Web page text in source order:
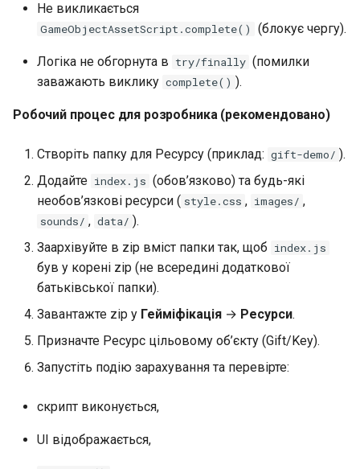
Не викликається
GameObjectAssetScript.complete() (блокує чергу).
Логіка не обгорнута в try/finally (помилки
заважають виклику complete() ).
Робочий процес для розробника (рекомендовано)
Створіть папку для Ресурсу (приклад: gift-demo/ ).
Додайте index.js (обов’язково) та будь-які
необов’язкові ресурси ( style.css , images/ ,
sounds/ , data/ ).
Заархівуйте в zip вміст папки так, щоб index.js
був у корені zip (не всередині додаткової
батьківської папки).
Завантажте zip у Гейміфікація → Ресурси.
Призначте Ресурс цільовому об’єкту (Gift/Key).
Запустіть подію зарахування та перевірте:
скрипт виконується,
UI відображається,